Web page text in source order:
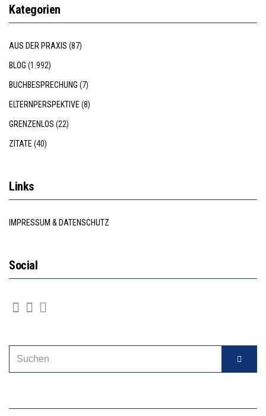
Kategorien
AUS DER PRAXIS (87)
BLOG (1.992)
BUCHBESPRECHUNG (7)
ELTERNPERSPEKTIVE(8)
GRENZENLOS (22)
ZITATE(40)
Links
IMPRESSUM & DATENSCHUTZ
Social